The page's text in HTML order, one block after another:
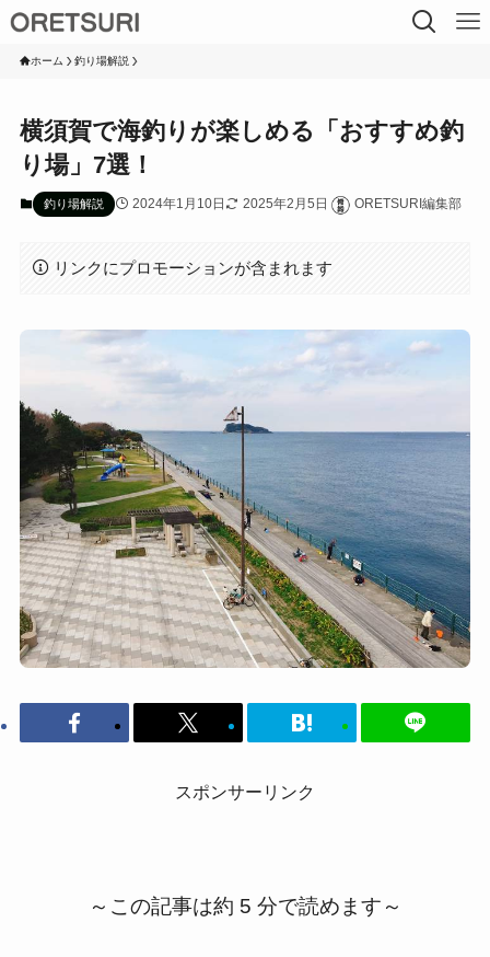
ホーム 釣り場解説
横須賀で海釣りが楽しめる「おすすめ釣
り場」7選！
釣り場解説 2024年1月10日 2025年2月5日 ORETSURI編集部
リンクにプロモーションが含まれます
スポンサーリンク
～この記事は約 5 分で読めます～